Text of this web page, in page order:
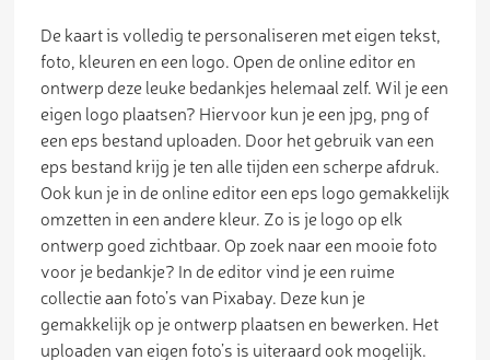
De kaart is volledig te personaliseren met eigen tekst,
foto, kleuren en een logo. Open de online editor en
ontwerp deze leuke bedankjes helemaal zelf. Wil je een
eigen logo plaatsen? Hiervoor kun je een jpg, png of
een eps bestand uploaden. Door het gebruik van een
eps bestand krijg je ten alle tijden een scherpe afdruk.
Ook kun je in de online editor een eps logo gemakkelijk
omzetten in een andere kleur. Zo is je logo op elk
ontwerp goed zichtbaar. Op zoek naar een mooie foto
voor je bedankje? In de editor vind je een ruime
collectie aan foto’s van Pixabay. Deze kun je
gemakkelijk op je ontwerp plaatsen en bewerken. Het
uploaden van eigen foto’s is uiteraard ook mogelijk.